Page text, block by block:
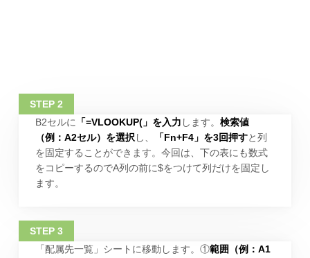
B2セルに 「=VLOOKUP(」を入力 します。 検索値
（例：A2セル）を選択 し、 「Fn+F4」を3回押すと列
を固定することができます。今回は、下の表にも数式
をコピーするのでA列の前に$をつけて列だけを固定し
ます。
「配属先一覧」シートに移動します。①範囲（例：A1